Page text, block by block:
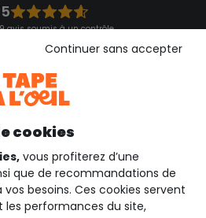
avis soumis à un contrôle
les CGU
cookies
vous profiterez d’une
que de recommandations de
besoins. Ces cookies servent
les performances du site,
Continuer sans accepter